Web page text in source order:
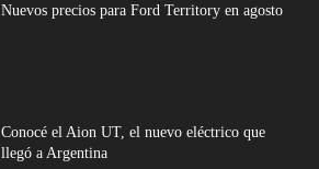
Nuevos precios para Ford Territory en agosto
Conocé el Aion UT, el nuevo eléctrico que
llegó a Argentina